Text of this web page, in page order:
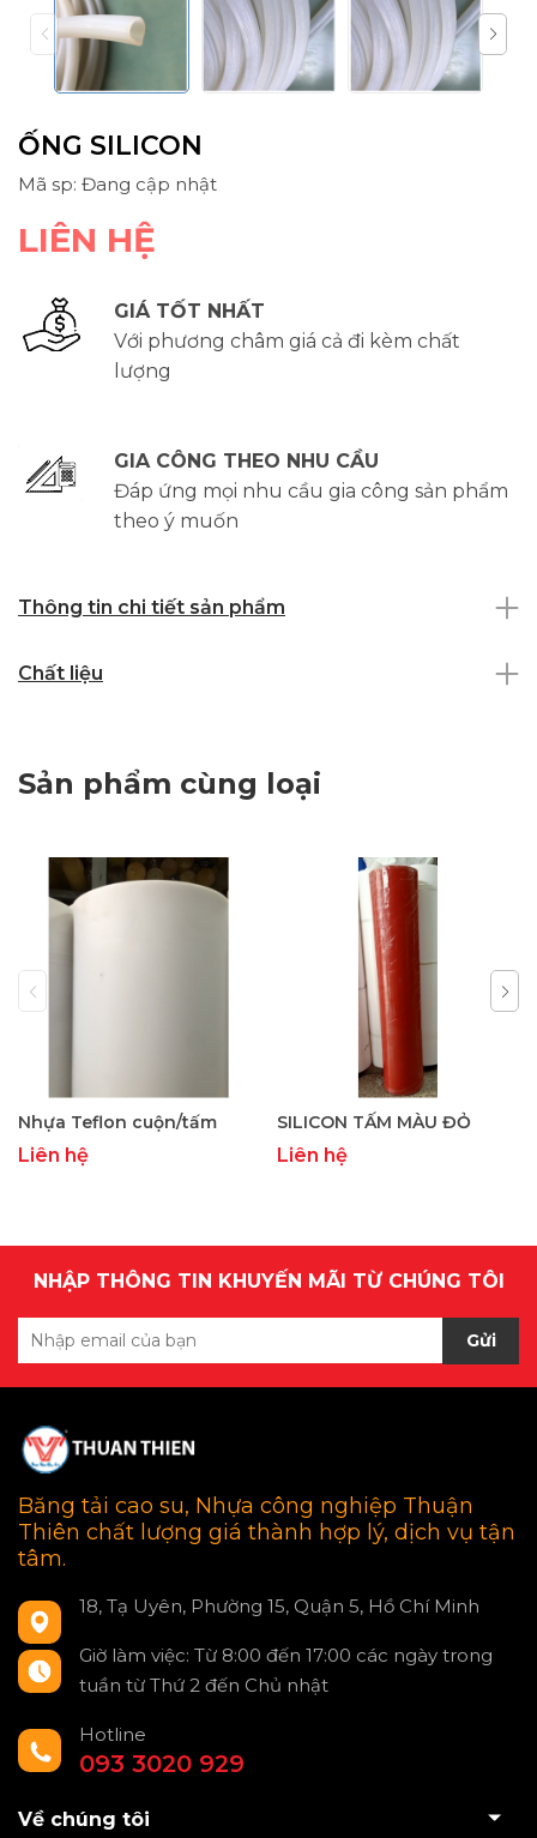
ỐNG SILICON
Mã sp: Đang cập nhật
LIÊN HỆ
GIÁ TỐT NHẤT
Với phương châm giá cả đi kèm chất
lượng
GIA CÔNG THEO NHU CẦU
Đáp ứng mọi nhu cầu gia công sản phẩm
theo ý muốn
Thông tin chi tiết sản phẩm
Chất liệu
Sản phẩm cùng loại
Nhựa Teflon cuộn/tấm
Liên hệ
SILICON TẤM MÀU ĐỎ
Liên hệ
NHẬP THÔNG TIN KHUYẾN MÃI TỪ CHÚNG TÔI
Gửi
Băng tải cao su, Nhựa công nghiệp Thuận
Thiên chất lượng giá thành hợp lý, dịch vụ tận
tâm.
18, Tạ Uyên, Phường 15, Quận 5, Hồ Chí Minh
Giờ làm việc: Từ 8:00 đến 17:00 các ngày trong
tuần từ Thứ 2 đến Chủ nhật
Hotline
093 3020 929
Về chúng tôi